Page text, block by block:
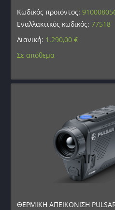
Κωδικός προϊόντος:
Εναλλακτικός κωδικός:77518
Λιανική: 1.290,00€
Σε απόθεμα
ΘΕΡΜΙΚΗ ΑΠΕΙΚΟΝΙΣΗ